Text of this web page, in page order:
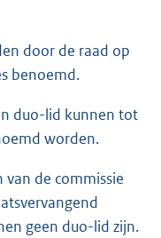
door de raad op
benoemd.
duo-lid kunnen tot
worden.
de commissie
geen duo-lid zijn.